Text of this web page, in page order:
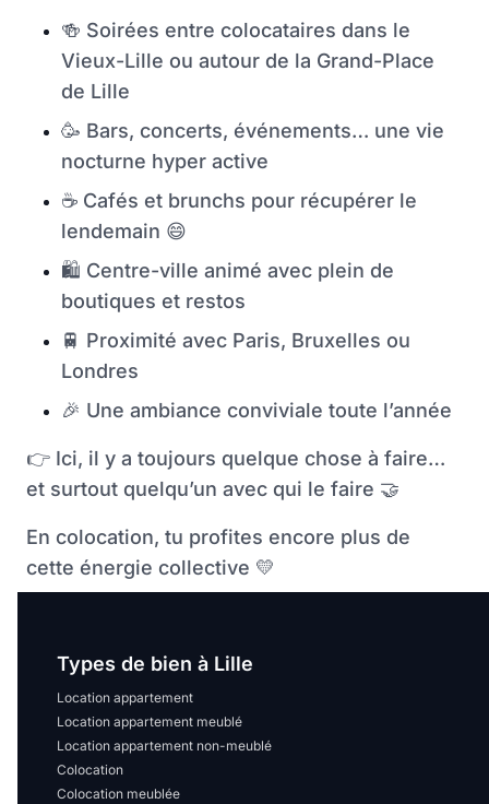
🍻 Soirées entre colocataires dans le
Vieux-Lille ou autour de la Grand-Place
de Lille
🥳 Bars, concerts, événements… une vie
nocturne hyper active
☕ Cafés et brunchs pour récupérer le
lendemain 😄
🛍 Centre-ville animé avec plein de
boutiques et restos
🚆 Proximité avec Paris, Bruxelles ou
Londres
🎉 Une ambiance conviviale toute l’année
👉 Ici, il y a toujours quelque chose à faire…
et surtout quelqu’un avec qui le faire 🤝
En colocation, tu profites encore plus de
cette énergie collective 💛
Types de bien à Lille
Location appartement
Location appartement meublé
Location appartement non-meublé
Colocation
Colocation meublée